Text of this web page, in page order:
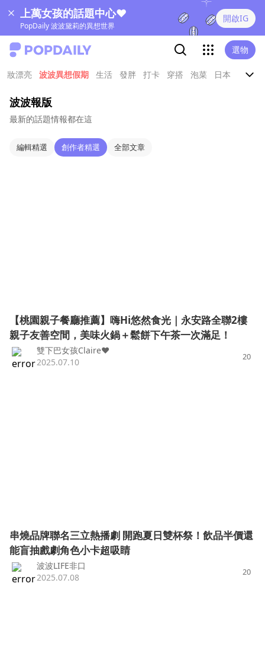
上萬女孩的話題中心❤
PopDaily 波波黛莉的異想世界
開啟IG
選物
妝漂亮 波波異想假期 生活 發胖 打卡 穿搭 泡菜 日本 娛樂
波波報版
最新的話題情報都在這
編輯精選 創作者精選 全部文章
【桃園親子餐廳推薦】嗨Hi悠然食光｜永安路全聯2樓
親子友善空間，美味火鍋＋鬆餅下午茶一次滿足！
雙下巴女孩Claire❤
2025.07.10
20
串燒品牌聯名三立熱播劇 開跑夏日雙杯祭！飲品半價還
能盲抽戲劇角色小卡超吸睛
波波LIFE非口
2025.07.08
20